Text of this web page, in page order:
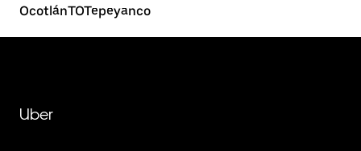
OcotlánTOTepeyanco
Uber